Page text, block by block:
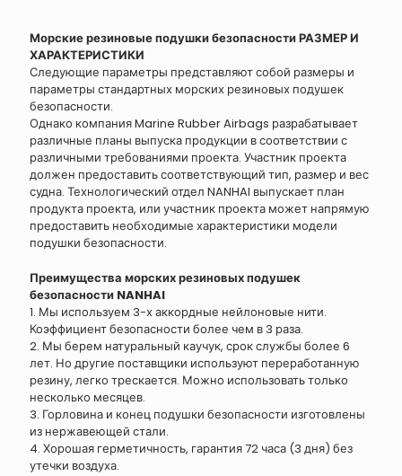
Морские резиновые подушки безопасности РАЗМЕР И
ХАРАКТЕРИСТИКИ
Следующие параметры представляют собой размеры и
параметры стандартных морских резиновых подушек
безопасности.
Однако компания Marine Rubber Airbags разрабатывает
различные планы выпуска продукции в соответствии с
различными требованиями проекта. Участник проекта
должен предоставить соответствующий тип, размер и вес
судна. Технологический отдел NANHAI выпускает план
продукта проекта, или участник проекта может напрямую
предоставить необходимые характеристики модели
подушки безопасности.
Преимущества морских резиновых подушек
безопасности NANHAI
1. Мы используем 3-х аккордные нейлоновые нити.
Коэффициент безопасности более чем в 3 раза.
2. Мы берем натуральный каучук, срок службы более 6
лет. Но другие поставщики используют переработанную
резину, легко трескается. Можно использовать только
несколько месяцев.
3. Горловина и конец подушки безопасности изготовлены
из нержавеющей стали.
4. Хорошая герметичность, гарантия 72 часа (3 дня) без
утечки воздуха.